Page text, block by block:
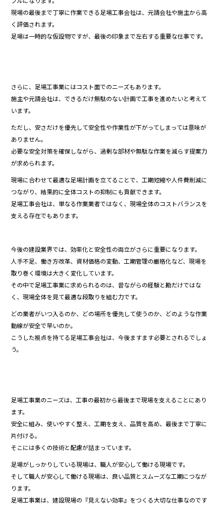
現場の最後まで丁寧に作業できる足場工事会社は、元請会社や施主から高
く評価されます。
足場は一時的な仮設物ですが、最後の印象まで左右する重要な仕事です。
さらに、足場工事業にはコスト面でのニーズもあります。
施主や元請会社は、できるだけ無駄のない計画で工事を進めたいと考えて
います。
ただし、安さだけを優先して安全性や作業性が下がってしまっては意味が
ありません。
必要な安全対策を確保しながら、過剰な部材や無駄な作業を減らす提案力
が求められます。
現場に合わせて最適な足場計画を立てることで、工期短縮や人件費削減に
つながり、結果的に全体コストの抑制にも貢献できます。
足場工事会社は、単なる作業業者ではなく、現場全体のコストバランスを
支える存在でもあります。
今後の建設業界では、効率化と安全性の両立がさらに重要になります。
人手不足、働き方改革、資材価格の変動、工期管理の厳格化など、現場を
取り巻く環境は大きく変化しています。
その中で足場工事業に求められるのは、昔ながらの経験と勘だけではな
く、現場全体を見て最適な段取りを組む力です。
どの業者がいつ入るのか、どの場所を優先して使うのか、どのような作業
動線が安全で早いのか。
こうした視点を持てる足場工事会社は、今後ますます必要とされるでしょ
う。
足場工事業のニーズは、工事の最初から最後まで現場を支えることにあり
ます。
安全に組み、使いやすく整え、工期を支え、品質を高め、最後まで丁寧に
片付ける。
そこには多くの技術と配慮が詰まっています。
足場がしっかりしている現場は、職人が安心して働ける現場です。
そして職人が安心して働ける現場は、良い品質とスムーズな工期につなが
ります。
足場工事業は、建設現場の『見えない効率』をつくる大切な仕事なのです